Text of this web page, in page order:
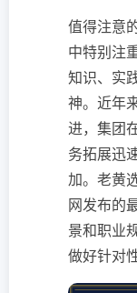
值得注意
中特别注
知识、实
神。近年
进，集团
务拓展迅
加。老黄
网发布的
景和职业
做好针对